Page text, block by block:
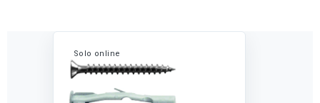
Solo online